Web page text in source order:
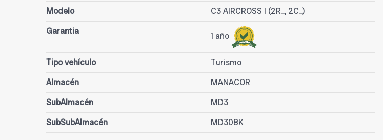
Modelo
C3 AIRCROSS I (2R_, 2C_)
Garantia
1 año
Tipo vehículo
Turismo
Almacén
MANACOR
SubAlmacén
MD3
SubSubAlmacén
MD308K